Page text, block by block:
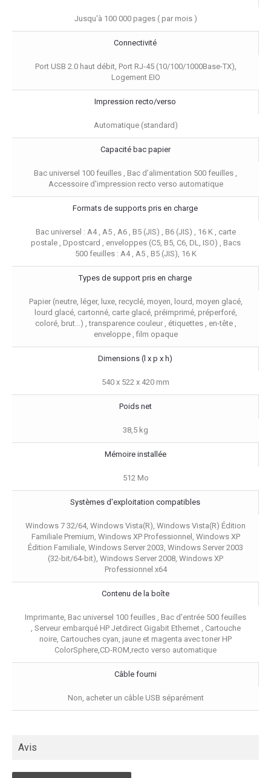
Jusqu'à 100 000 pages ( par mois )
Connectivité
Port USB 2.0 haut débit, Port RJ-45 (10/100/1000Base-TX),
Logement EIO
Impression recto/verso
Automatique (standard)
Capacité bac papier
Bac universel 100 feuilles , Bac d’alimentation 500 feuilles ,
Accessoire d'impression recto verso automatique
Formats de supports pris en charge
Bac universel : A4 , A5 , A6 , B5 (JIS) , B6 (JIS) , 16 K , carte
postale , Dpostcard , enveloppes (C5, B5, C6, DL, ISO) , Bacs
500 feuilles : A4 , A5 , B5 (JIS), 16 K
Types de support pris en charge
Papier (neutre, léger, luxe, recyclé, moyen, lourd, moyen glacé,
lourd glacé, cartonné, carte glacé, préimprimé, préperforé,
coloré, brut...) , transparence couleur , étiquettes , en-tête ,
enveloppe , film opaque
Dimensions (l x p x h)
540 x 522 x 420 mm
Poids net
38,5 kg
Mémoire installée
512 Mo
Systèmes d'exploitation compatibles
Windows 7 32/64, Windows Vista(R), Windows Vista(R) Édition
Familiale Premium, Windows XP Professionnel, Windows XP
Édition Familiale, Windows Server 2003, Windows Server 2003
(32-bit/64-bit), Windows Server 2008, Windows XP
Professionnel x64
Contenu de la boîte
Imprimante, Bac universel 100 feuilles , Bac d'entrée 500 feuilles
, Serveur embarqué HP Jetdirect Gigabit Ethernet , Cartouche
noire, Cartouches cyan, jaune et magenta avec toner HP
ColorSphere,CD-ROM,recto verso automatique
Câble fourni
Non, acheter un câble USB séparément
Avis